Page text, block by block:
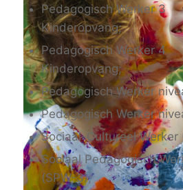
Pedagogisch Werker 3
Kinderopvang;
Pedagogisch Werker 4
Kinderopvang;
Pedagogisch Werker
Pedagogisch Werker
Sociaal-Cultureel Werker
Sociaal Pedagogisch
(SPW-3);